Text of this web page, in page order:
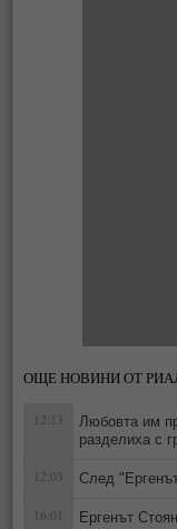
ОЩЕ НОВИНИ ОТ
12:13
Любовта им
разделиха с
12:03 След
16:01
Ергенът